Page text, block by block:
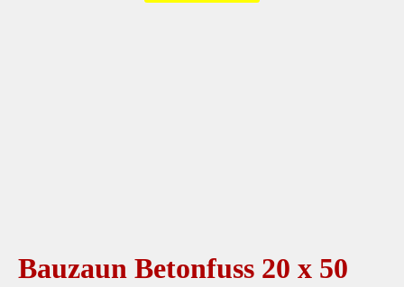
Bauzaun Betonfuss 20 x 50